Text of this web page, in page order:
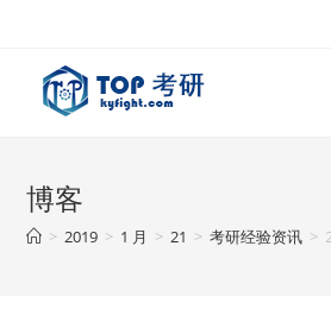
博客
> 2019 > 1 月 > 21 > 考研经验资讯 >